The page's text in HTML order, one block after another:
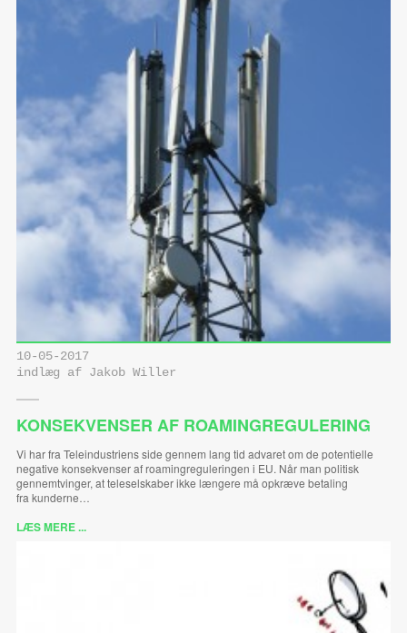
10-05-2017
indlæg af Jakob Willer
KONSEKVENSER AF ROAMINGREGULERING
Vi har fra Teleindustriens side gennem lang tid advaret om de potentielle
negative konsekvenser af roamingreguleringen i EU. Når man politisk
gennemtvinger, at teleselskaber ikke længere må opkræve betaling
fra kunderne…
LÆS MERE ...